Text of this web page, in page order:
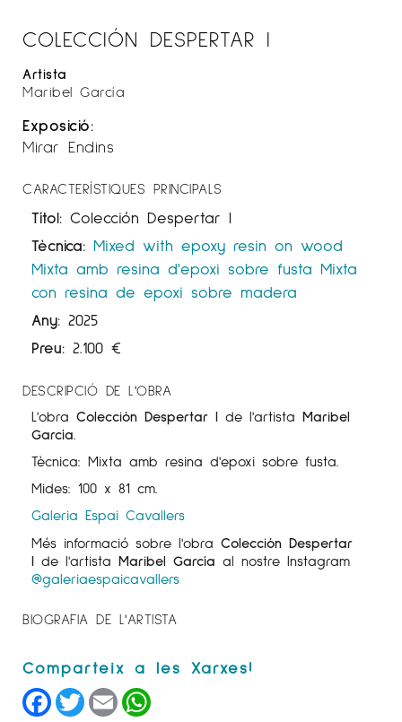
COLECCIÓN DESPERTAR I
Artista
Maribel García
Exposició:
Mirar Endins
CARACTERÍSTIQUES PRINCIPALS
Títol: Colección Despertar I
Tècnica: Mixed with epoxy resin on wood
Mixta amb resina d'epoxi sobre fusta Mixta
con resina de epoxi sobre madera
Any: 2025
Preu: 2.100 €
DESCRIPCIÓ DE L'OBRA
L'obra Colección Despertar I de l'artista Maribel
García.
Tècnica: Mixta amb resina d'epoxi sobre fusta.
Mides: 100 x 81 cm.
Galeria Espai Cavallers
Més informació sobre l'obra Colección Despertar
I de l'artista Maribel García al nostre Instagram
@galeriaespaicavallers
BIOGRAFIA DE L'ARTISTA
Facebook
TwitterEmail